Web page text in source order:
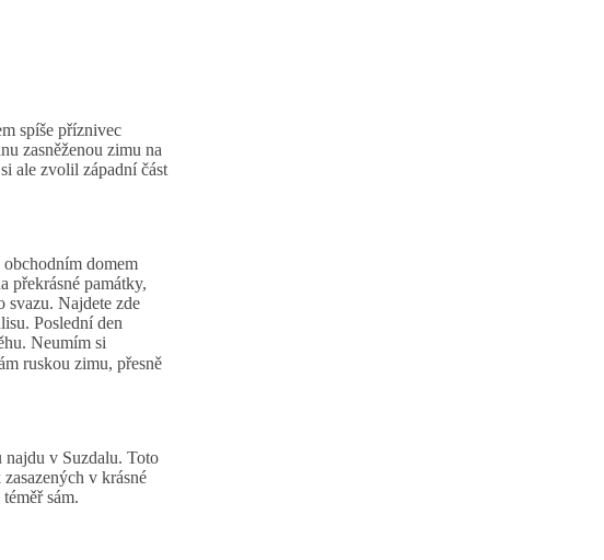
spíše příznivec
zasněženou zimu na
ale zvolil západní část
obchodním domem
překrásné památky,
svazu. Najdete zde
Poslední den
Neumím si
ruskou zimu, přesně
v Suzdalu. Toto
v krásné
sám.